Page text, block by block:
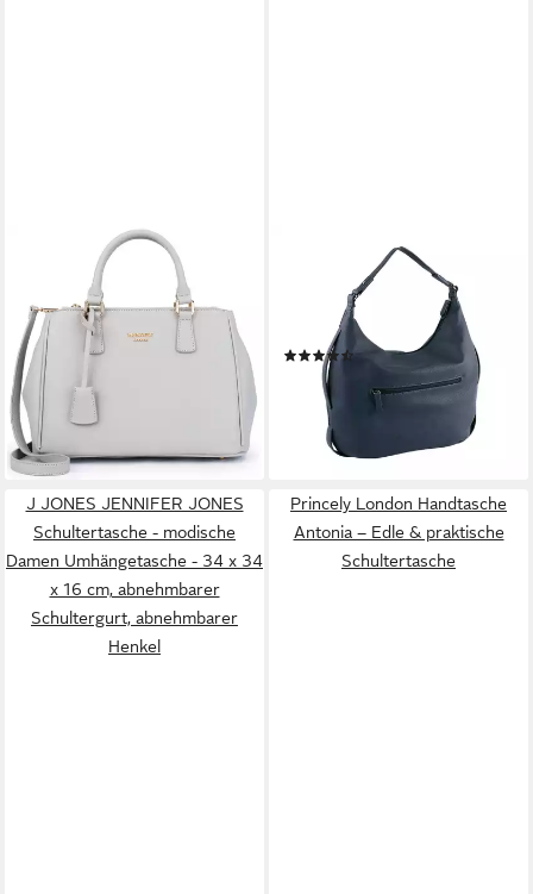
PRINCELY LONDON
Handtasche Victoria –
Praktische Eleganz für Büro,
Alltag und Freizeit
49,99 €
UVP
-50%
lieferbar - in 2-3 Werktagen bei dir
Hobo Malu, aus weichem
genarbtem Lederimitat mit
raffinierten Cut-Outs
(49)
47,28 €
lieferbar - in 1-2 Werktagen bei dir
J JONES JENNIFER JONES
Schultertasche - modische
Damen Umhängetasche - 34 x 34
x 16 cm, abnehmbarer
Schultergurt, abnehmbarer
Henkel
Princely London Handtasche
Antonia – Edle & praktische
Schultertasche